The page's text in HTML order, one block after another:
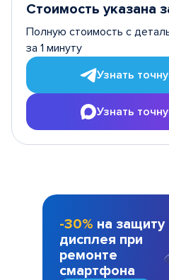
Стоимость указана
Полную стоимость с
за 1 минуту
Узнать
Узнать
-30% на защиту
дисплея при
ремонте
смартфона